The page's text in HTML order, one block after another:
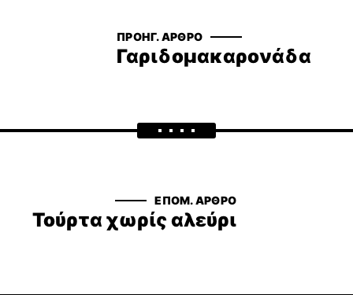
ΠΡΟΗΓ. ΆΡΘΡΟ
Γαριδομακαρονάδα
ΕΠΟΜ. ΆΡΘΡΟ
Τούρτα χωρίς αλεύρι